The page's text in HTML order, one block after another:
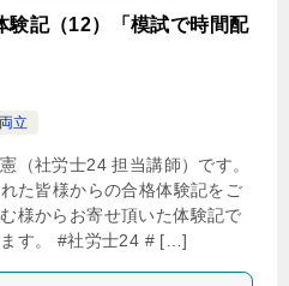
験記（12）「模試で時間配
立
（社労士24 担当講師）です。
た皆様からの合格体験記をご
様からお寄せ頂いた体験記で
す。 #社労士24 # […]